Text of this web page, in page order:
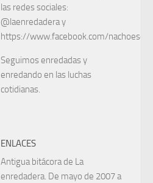
las redes sociales:
@laenredadera y
https://www.facebook.com/
Seguimos enredadas y
enredando en las luchas
cotidianas.
ENLACES
Antigua bitácora de La
enredadera. De mayo de 2007 a